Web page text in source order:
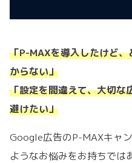
「P-MAXを導入したけど
からない」
「設定を間違えて、大切な
避けたい」
Google広告のP-MAXキャ
ようなお悩みをお持ちでは